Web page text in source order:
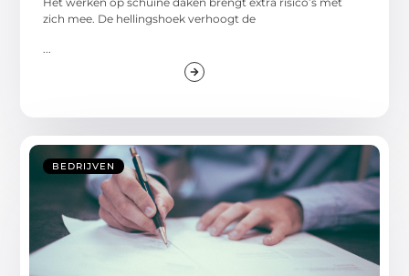
zich mee. De hellingshoek verhoogt de
BEDRIJVEN